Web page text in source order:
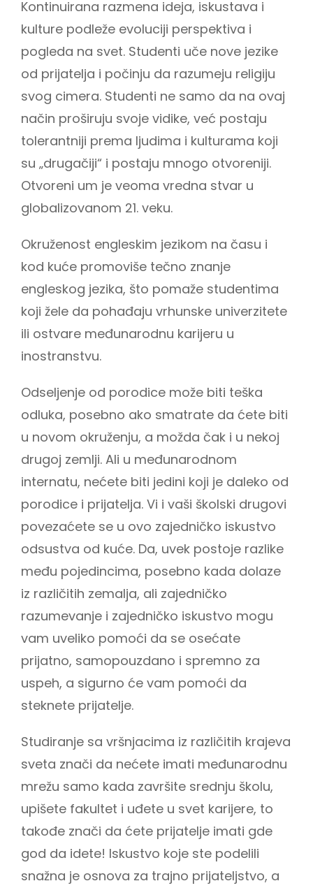
Kontinuirana razmena ideja, iskustava i
kulture podleže evoluciji perspektiva i
pogleda na svet. Studenti uče nove jezike
od prijatelja i počinju da razumeju religiju
svog cimera. Studenti ne samo da na ovaj
način proširuju svoje vidike, već postaju
tolerantniji prema ljudima i kulturama koji
su „drugačiji“ i postaju mnogo otvoreniji.
Otvoreni um je veoma vredna stvar u
globalizovanom 21. veku.
Okruženost engleskim jezikom na času i
kod kuće promoviše tečno znanje
engleskog jezika, što pomaže studentima
koji žele da pohađaju vrhunske univerzitete
ili ostvare međunarodnu karijeru u
inostranstvu.
Odseljenje od porodice može biti teška
odluka, posebno ako smatrate da ćete biti
u novom okruženju, a možda čak i u nekoj
drugoj zemlji. Ali u međunarodnom
internatu, nećete biti jedini koji je daleko od
porodice i prijatelja. Vi i vaši školski drugovi
povezaćete se u ovo zajedničko iskustvo
odsustva od kuće. Da, uvek postoje razlike
među pojedincima, posebno kada dolaze
iz različitih zemalja, ali zajedničko
razumevanje i zajedničko iskustvo mogu
vam uveliko pomoći da se osećate
prijatno, samopouzdano i spremno za
uspeh, a sigurno će vam pomoći da
steknete prijatelje.
Studiranje sa vršnjacima iz različitih krajeva
sveta znači da nećete imati međunarodnu
mrežu samo kada završite srednju školu,
upišete fakultet i uđete u svet karijere, to
takođe znači da ćete prijatelje imati gde
god da idete! Iskustvo koje ste podelili
snažna je osnova za trajno prijateljstvo, a